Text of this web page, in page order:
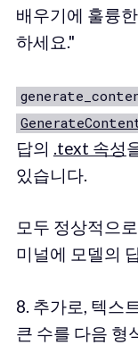
배우기에 훌륭
하세요."
답의 .text 속성
있습니다.
모두 정상적으
미널에 모델의
8. 추가로, 텍스
큰 수를 다음 형